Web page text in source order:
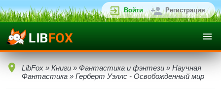
Войти Регистрация
LibFox » Книги » Фантастика и фэнтези » Научная
Фантастика » Герберт Уэллс - Освобожденный мир